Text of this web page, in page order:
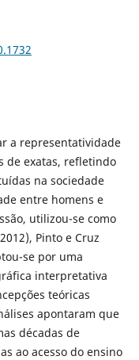
a representatividade
de exatas, refletindo
na sociedade
entre homens e
utilizou-se como
Pinto e Cruz
se por uma
interpretativa
teóricas
apontaram que
décadas de
ao acesso do ensino